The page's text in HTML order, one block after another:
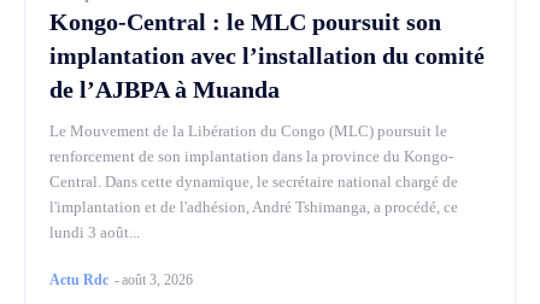
Kongo-Central : le MLC poursuit son
implantation avec l’installation du comité
de l’AJBPA à Muanda
Le Mouvement de la Libération du Congo (MLC) poursuit le
renforcement de son implantation dans la province du Kongo-
Central. Dans cette dynamique, le secrétaire national chargé de
l'implantation et de l'adhésion, André Tshimanga, a procédé, ce
lundi 3 août...
Actu Rdc -août 3, 2026